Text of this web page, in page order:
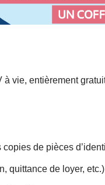
vie, entièrement
de pièces
quittance de loyer, etc.)